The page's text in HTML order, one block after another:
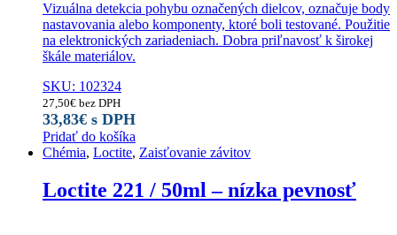
Vizuálna detekcia pohybu označených dielcov, označuje body
nastavovania alebo komponenty, ktoré boli testované. Použitie
na elektronických zariadeniach. Dobra priľnavosť k širokej
škále materiálov.
SKU: 102324
27,50€ bez DPH
33,83€ s DPH
Pridať do košíka
Chémia, Loctite, Zaisťovanie závitov
Loctite 221 / 50ml – nízka pevnosť